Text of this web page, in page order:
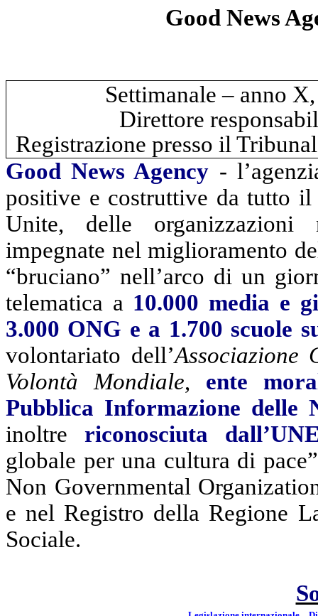
Good News
Settimanale – anno
Direttore
Registrazione presso il
Good News Agency -
positive e costruttive da tutto
Unite, delle organizzazioni
impegnate nel miglioramento
“bruciano” nell’arco di un
telematica a 10.000 media e
3.000 ONG e a 1.700 scuole
volontariato dell’Associazione
Volontà Mondiale, ente
Pubblica Informazione delle
inoltre riconosciuta
globale per una cultura di
Non Governmental
e nel Registro della Regione
Sociale.